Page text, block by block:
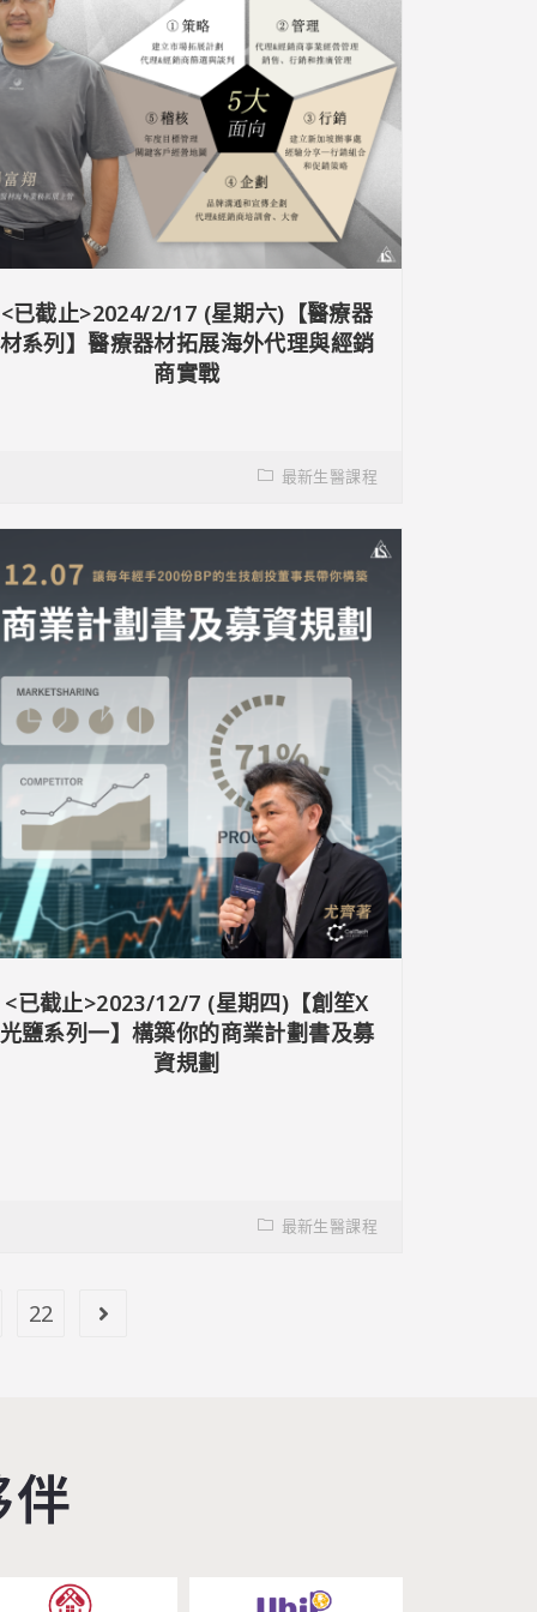
<已截止>2024/2/17 (星期六)【醫療器
材系列】醫療器材拓展海外代理與經銷
商實戰
最新生醫課程
<已截止>2023/12/7 (星期四)【創笙X
光鹽系列一】構築你的商業計劃書及募
資規劃
最新生醫課程
22